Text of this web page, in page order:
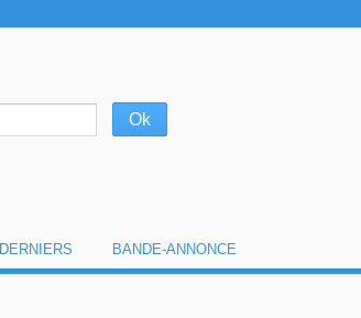
DERNIERS BANDE-ANNONCE